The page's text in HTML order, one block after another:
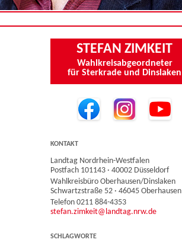
STEFAN ZIMKEIT
Wahlkreisabgeordneter
für Sterkrade und Dinslaken
KONTAKT
Landtag Nordrhein-Westfalen
Postfach 101143 · 40002 Düsseldorf
Wahlkreisbüro Oberhausen/Dinslaken
Schwartzstraße 52 · 46045 Oberhausen
Telefon 0211 884-4353
stefan.zimkeit@landtag.nrw.de
SCHLAGWORTE